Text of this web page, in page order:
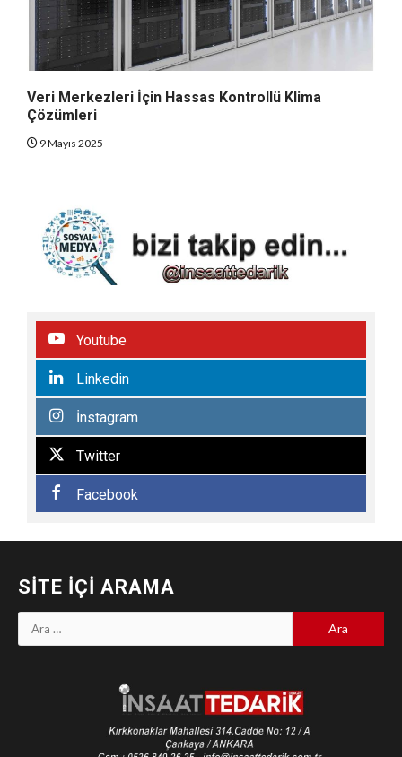
Veri Merkezleri İçin Hassas Kontrollü Klima
Çözümleri
9 Mayıs 2025
Youtube
Linkedin
İnstagram
Twitter
Facebook
SITE İÇI ARAMA
Arama: